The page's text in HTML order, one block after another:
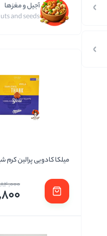
سه مغز
آجیل و مغزها
and seeds
میلکا کادویی پرالین کرم